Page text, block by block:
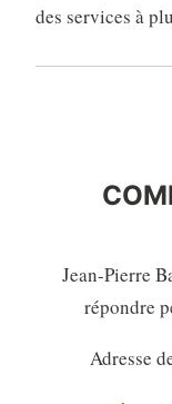
des services à
Jean-Pierre
répondre
Adresse